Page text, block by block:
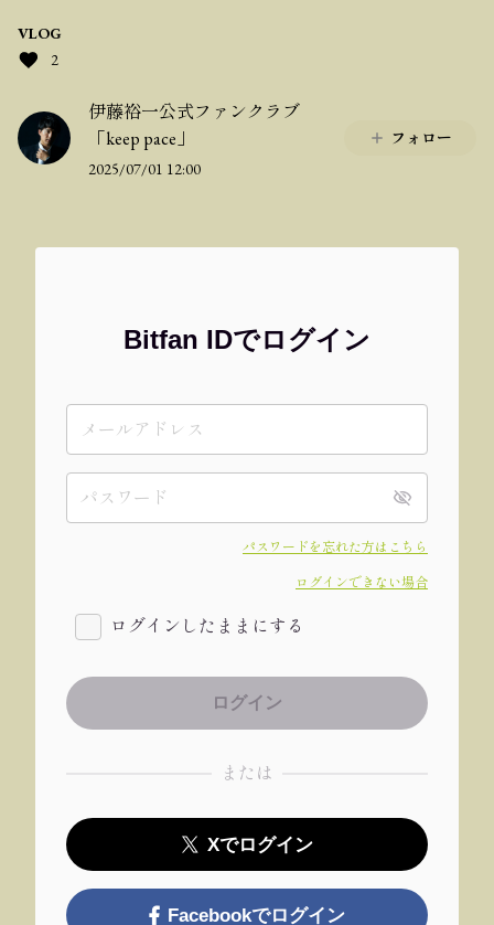
VLOG
2
伊藤裕一公式ファンクラブ
「keep pace」
2025/07/01 12:00
フォロー
Bitfan IDでログイン
パスワードを忘れた方はこちら
ログインできない場合
ログインしたままにする
または
Xでログイン
Facebookでログイン